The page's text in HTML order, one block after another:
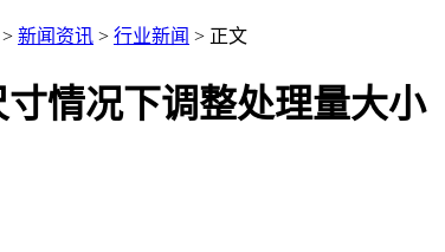
> 新闻资讯 > 行业新闻 > 正文
情况下调整处理量大小